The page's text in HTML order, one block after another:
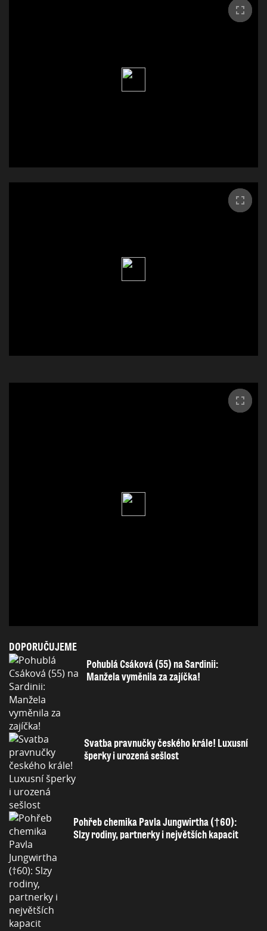
DOPORUČUJEME
Pohublá Csáková (55) na Sardinii:
Manžela vyměnila za zajíčka!
Svatba pravnučky českého krále! Luxusní
šperky i urozená sešlost
Pohřeb chemika Pavla Jungwirtha (†60):
Slzy rodiny, partnerky i největších kapacit